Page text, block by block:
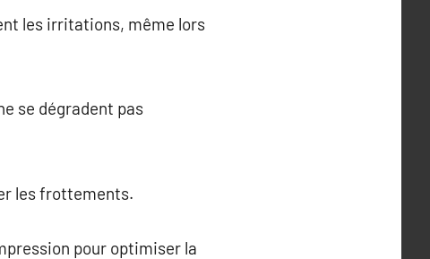
les irritations, même lors
se dégradent pas
les frottements.
pour optimiser la